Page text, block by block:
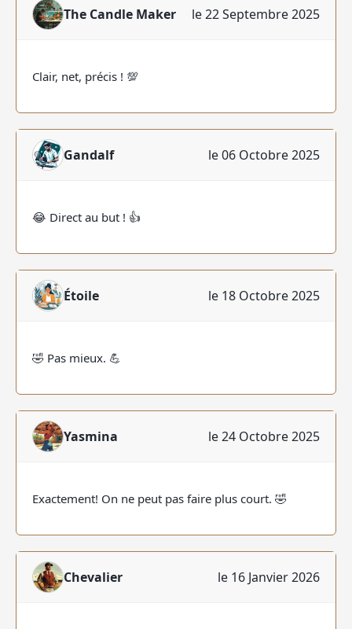
The Candle Maker le 22 Septembre 2025
Clair, net, précis ! 💯
Gandalf le 06 Octobre 2025
😂 Direct au but ! 👍
Étoile le 18 Octobre 2025
🤣 Pas mieux. 💪
Yasmina le 24 Octobre 2025
Exactement! On ne peut pas faire plus court. 🤣
Chevalier le 16 Janvier 2026